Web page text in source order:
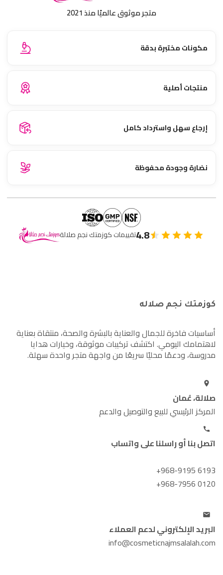
متجر موثوق عالميًا منذ 2021
مكونات مختبرة بدقة
منتجات أصلية
إرجاع سهل واسترداد كامل
نضارة وجودة محفوظة
4.8تقييمات كوزمتك نجم صلالة
كوزمتك نجم صلاله
أساسيات فاخرة للجمال والعناية بالبشرة والصحة، منتقاة بعناية
لاهتمامك اليومي. اكتشف تركيبات موثوقة، وخيارات هدايا
مدروسة، ودعمًا محليًا سريعًا من واجهة متجر واحدة سهلة.
صلالة، عُمان
المركز الرئيسي للبيع والتوصيل والدعم
اتصل بنا أو راسلنا على واتساب
+968-9195 6193
+968-7956 0120
البريد الإلكتروني لدعم العملاء
info@cosmeticnajmsalalah.com